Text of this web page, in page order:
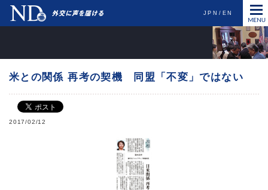
JPN EN
米との関係 再考の契機 同盟「不変」ではない
2017/02/12